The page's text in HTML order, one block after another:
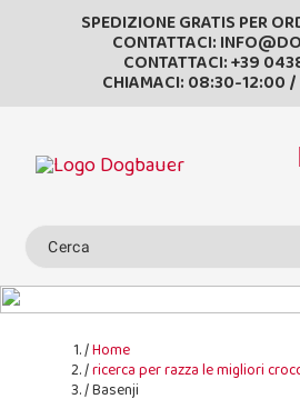
SPEDIZIONE GRATIS PER
CONTATTACI:
CONTATTACI:+39
CHIAMACI: 08:30-12:00
Home
ricerca per razza le migliori
Basenji